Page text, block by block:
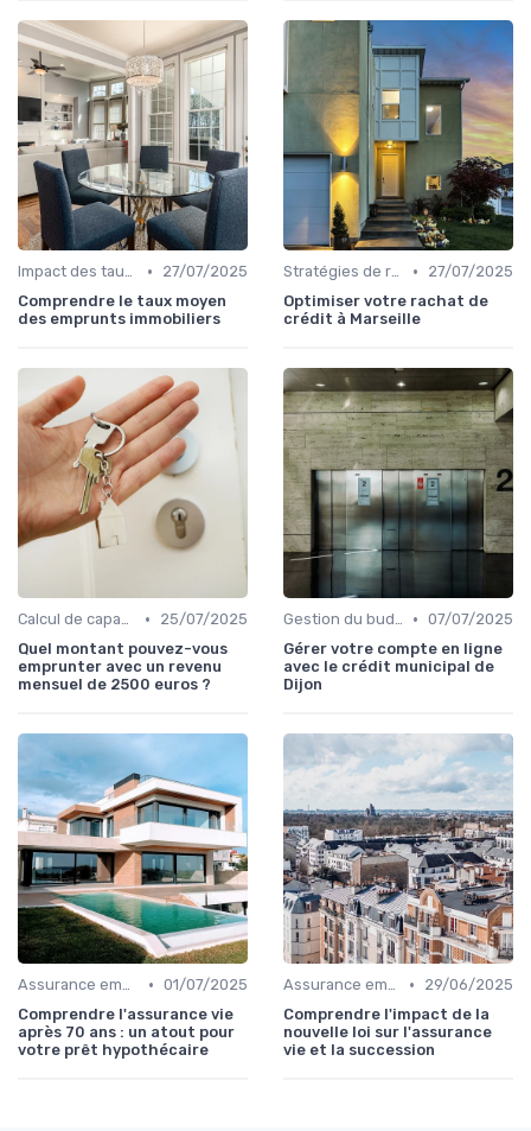
Impact des taux d'intérêt •
27/07/2025
Comprendre le taux moyen
des emprunts immobiliers
Stratégies de remboursement •
27/07/2025
Optimiser votre rachat de
crédit à Marseille
Calcul de capacité d'emprunt •
25/07/2025
Quel montant pouvez-vous
emprunter avec un revenu
mensuel de 2500 euros ?
Gestion du budget • 07/07/2025
Gérer votre compte en ligne
avec le crédit municipal de
Dijon
Assurance emprunteur • 01/07/2025
Comprendre l'assurance vie
après 70 ans : un atout pour
votre prêt hypothécaire
Assurance emprunteur •
29/06/2025
Comprendre l'impact de la
nouvelle loi sur l'assurance
vie et la succession